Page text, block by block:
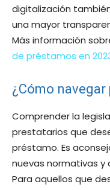
digitalización
una mayor
Más información
de préstamos en
¿Cómo
Comprender la
prestatarios que
préstamo. Es
nuevas normativas y
Para aquellos que